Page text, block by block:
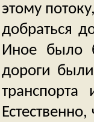
этому
добраться
Иное было
дороги